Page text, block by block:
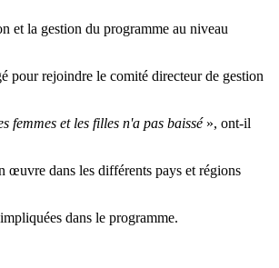
et la gestion du programme au niveau
pour rejoindre le comité directeur de gestion
femmes et les filles n'a pas baissé », ont-il
œuvre dans les différents pays et régions
dans le programme.